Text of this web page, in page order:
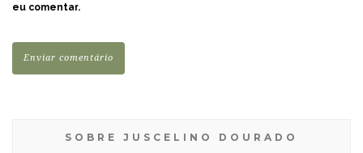
eu comentar.
SOBRE JUSCELINO DOURADO